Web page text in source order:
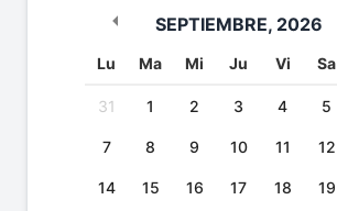
SEPTIEMBRE, 2026
Lu Ma Mi Ju Vi Sa
31 1 2 3 4 5
7 8 9 10 11 12
14 15 16 17 18 19